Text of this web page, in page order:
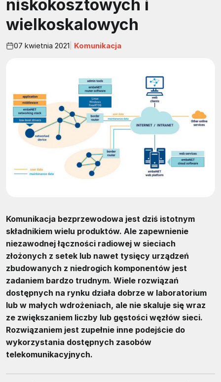
niskokosztowych i
wielkoskalowych
07 kwietnia 2021 Komunikacja
Komunikacja bezprzewodowa jest dziś istotnym
składnikiem wielu produktów. Ale zapewnienie
niezawodnej łączności radiowej w sieciach
złożonych z setek lub nawet tysięcy urządzeń
zbudowanych z niedrogich komponentów jest
zadaniem bardzo trudnym. Wiele rozwiązań
dostępnych na rynku działa dobrze w laboratorium
lub w małych wdrożeniach, ale nie skaluje się wraz
ze zwiększaniem liczby lub gęstości węzłów sieci.
Rozwiązaniem jest zupełnie inne podejście do
wykorzystania dostępnych zasobów
telekomunikacyjnych.